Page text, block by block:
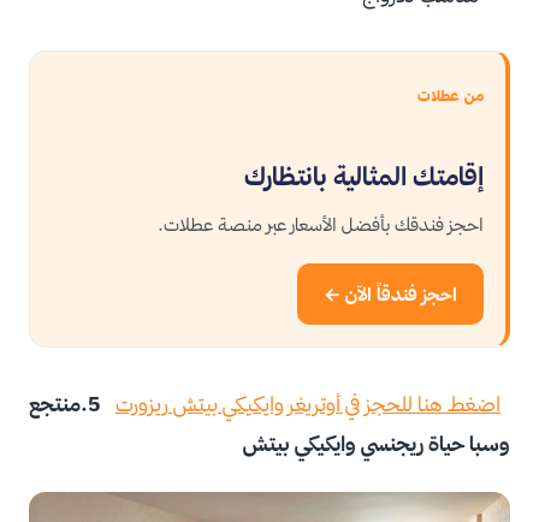
من عطلات
إقامتك المثالية بانتظارك
احجز فندقك بأفضل الأسعار عبر منصة عطلات.
احجز فندقاً الآن ←
اضغط هنا للحجز في أوتريغر وايكيكي بيتش ريزورت
5.منتجع
وسبا حياة ريجنسي وايكيكي بيتش